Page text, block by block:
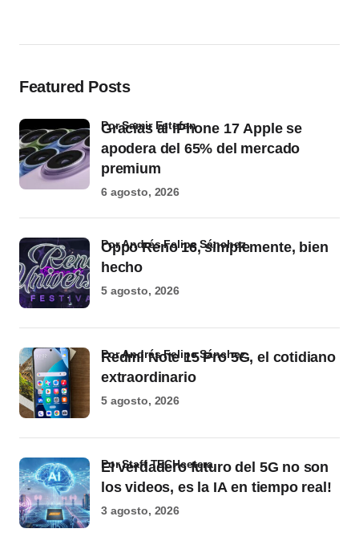
Featured Posts
Gracias al iPhone 17 Apple se
apodera del 65% del mercado
premium
por Samir Estefan
6 agosto, 2026
Oppo Reno 16, simplemente, bien
hecho
por Andrés Felipe Sánchez
5 agosto, 2026
Redmi Note 15 Pro 5G, el cotidiano
extraordinario
por Andrés Felipe Sánchez
5 agosto, 2026
El verdadero futuro del 5G no son
los videos, es la IA en tiempo real!
por Staff TECHcetera
3 agosto, 2026